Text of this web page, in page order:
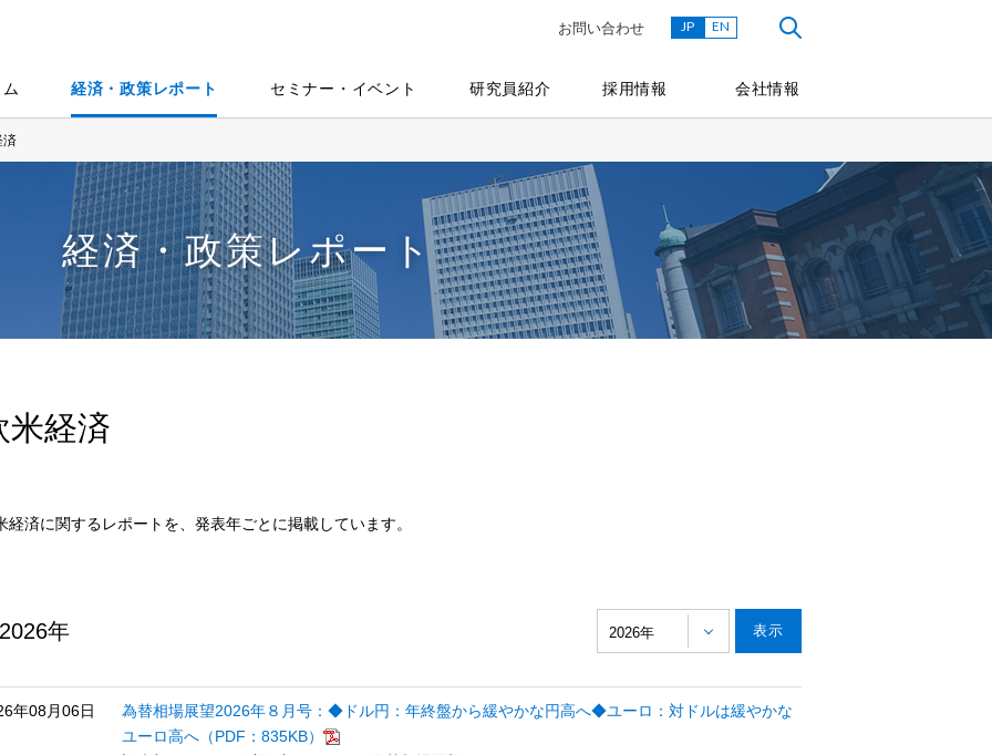
経済・政策レポート セミナー・イベント 研究員紹介 採用情報 会社情報
お問い合わせ JP EN
済
経済・政策レポート
米経済
経済に関するレポートを、発表年ごとに掲載しています。
2026年
2026年
年08月06日
為替相場展望2026年８月号：◆ドル円：年終盤から緩やかな円高へ◆ユーロ：対ドルは緩やかな
ユーロ高へ（PDF：835KB）